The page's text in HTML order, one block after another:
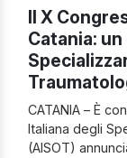
Il X
Catania:
CATANIA – È
Italiana degli
(AISOT)